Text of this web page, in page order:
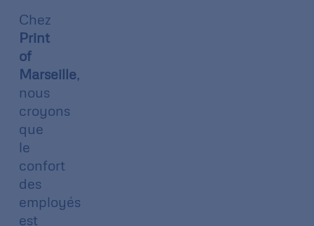
Chez
Print
of
Marseille,
nous
croyons
que
le
confort
des
employés
est